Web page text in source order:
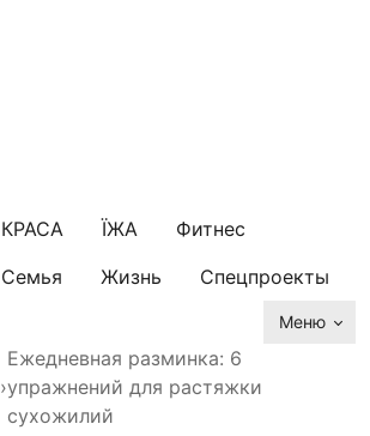
КРАСА ЇЖА
Фитнес
Семья
Жизнь Спецпроекты
Меню
›
Ежедневная разминка: 6
упражнений для растяжки
сухожилий